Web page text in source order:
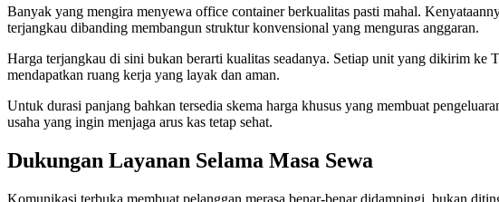
Banyak yang mengira menyewa office container berkualitas pasti mahal.
terjangkau dibanding membangun struktur konvensional yang menguras anggaran.
Harga terjangkau di sini bukan berarti kualitas seadanya. Setiap unit yang dikirim
mendapatkan ruang kerja yang layak dan aman.
Untuk durasi panjang bahkan tersedia skema harga khusus yang membuat
usaha yang ingin menjaga arus kas tetap sehat.
Dukungan Layanan Selama Masa Sewa